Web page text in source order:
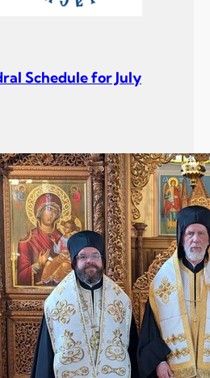
Schedule for July